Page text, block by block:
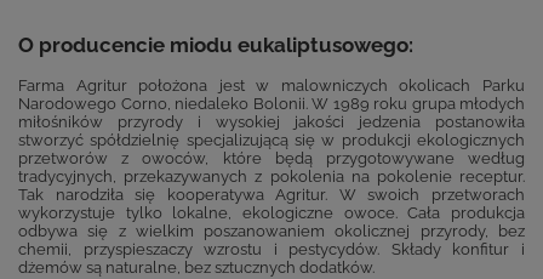
O producencie miodu eukaliptusowego:
Farma Agritur położona jest w malowniczych okolicach Parku
Narodowego Corno, niedaleko Bolonii. W 1989 roku grupa młodych
miłośników przyrody i wysokiej jakości jedzenia postanowiła
stworzyć spółdzielnię specjalizującą się w produkcji ekologicznych
przetworów z owoców, które będą przygotowywane według
tradycyjnych, przekazywanych z pokolenia na pokolenie receptur.
Tak narodziła się kooperatywa Agritur. W swoich przetworach
wykorzystuje tylko lokalne, ekologiczne owoce. Cała produkcja
odbywa się z wielkim poszanowaniem okolicznej przyrody, bez
chemii, przyspieszaczy wzrostu i pestycydów. Składy konfitur i
dżemów są naturalne, bez sztucznych dodatków.